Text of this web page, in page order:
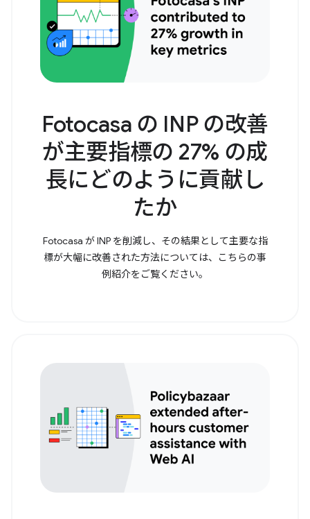
Fotocasa の INP の改善
が主要指標の 27% の成
長にどのように貢献し
たか
Fotocasa が INP を削減し、その結果として主要な指
標が大幅に改善された方法については、こちらの事
例紹介をご覧ください。